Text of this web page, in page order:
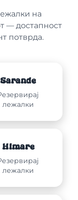
на
— достапност
потврда.
Sarandë
лежалки
Himarë
лежалки